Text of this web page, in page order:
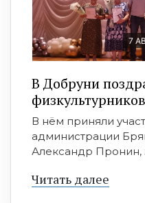
7
В Добруни
В нём приняли
администрации
Александр Пронин,
Читать далее